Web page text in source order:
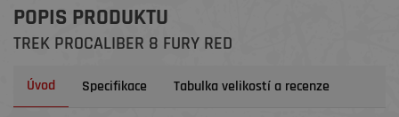
POPIS PRODUKTU
TREK PROCALIBER 8 FURY RED
Úvod Specifikace Tabulka velikostí a recenze